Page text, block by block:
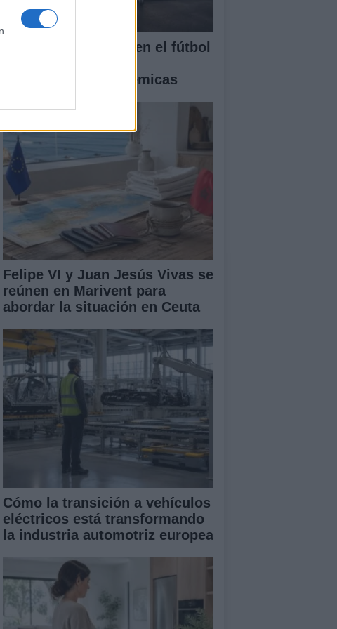
Últimas novedades en el fútbol
renovaciones y polémicas
Felipe VI y Juan Jesús Vivas se
reúnen en Marivent para
abordar la situación en Ceuta
Cómo la transición a vehículos
eléctricos está transformando
la industria automotriz europea